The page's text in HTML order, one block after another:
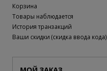
Корзина
Товары наблюдается
История транзакций
Ваши скидки (скидка ввода кода)